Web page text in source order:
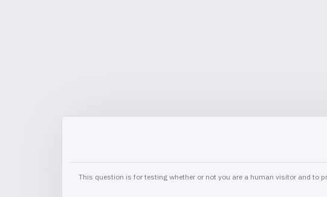
This question is for testing whether or not you are a human visitor and to